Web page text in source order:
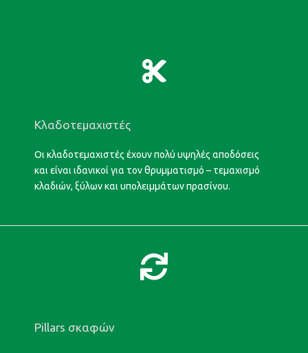
Κλαδοτεμαχιστές
Οι κλαδοτεμαχιστές έχουν πολύ υψηλές αποδόσεις
και είναι ιδανικοί για τον θρυμματισμό – τεμαχισμό
κλαδιών, ξύλων και υπολειμμάτων πρασίνου.
Pillars σκαφών